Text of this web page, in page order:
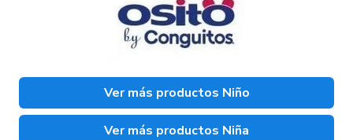
Ver más productos Niño
Ver más productos Niña